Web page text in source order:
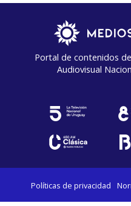
Portal de contenidos
Audiovisual
Políticas de privacidad